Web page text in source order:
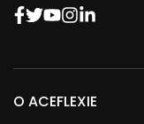
O ACEFLEXIE